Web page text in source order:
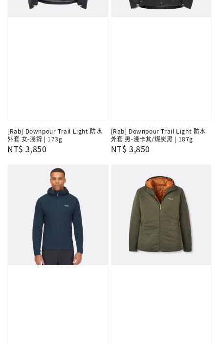
[Rab] Downpour Trail Light 防水
外套 女-淺鋅 | 173g
Regular
NT$ 3,850
[Rab] Downpour Trail Light 防水
外套 男-淺卡其/煤炭黑 | 187g
Regular
NT$ 3,850